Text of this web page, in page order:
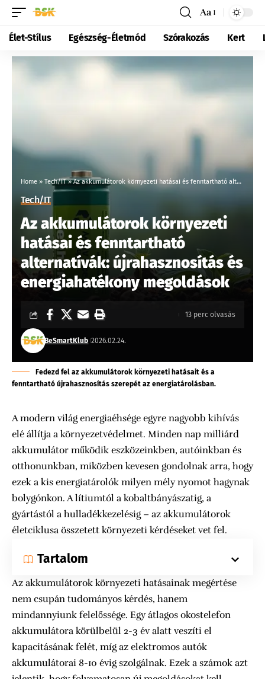
Aa
Élet-Stílus Egészség-Életmód Szórakozás Kert
Home » Tech/IT»Az akkumulátorok környezeti hatásai és fenntartható alternatívák: újrahasznosítás és energiahatékony megoldások
Tech/IT
Az akkumulátorok környezeti
hatásai és fenntartható
alternatívák: újrahasznosítás és
energiahatékony megoldások
BeSmartKlub 2026.02.24.
13 perc olvasás
Fedezd fel az akkumulátorok környezeti hatásait és a
fenntartható újrahasznosítás szerepét az energiatárolásban.
A modern világ energiaéhsége egyre nagyobb kihívás
elé állítja a környezetvédelmet. Minden nap milliárd
akkumulátor működik eszközeinkben, autóinkban és
otthonunkban, miközben kevesen gondolnak arra, hogy
ezek a kis energiatárolók milyen mély nyomot hagynak
bolygónkon. A lítiumtól a kobaltbányászatig, a
gyártástól a hulladékkezelésig – az akkumulátorok
életciklusa összetett környezeti kérdéseket vet fel.
Tartalom
Az akkumulátorok környezeti hatásainak megértése
nem csupán tudományos kérdés, hanem
mindannyiunk felelőssége. Egy átlagos okostelefon
akkumulátora körülbelül 2-3 év alatt veszíti el
kapacitásának felét, míg az elektromos autók
akkumulátorai 8-10 évig szolgálnak. Ezek a számok azt